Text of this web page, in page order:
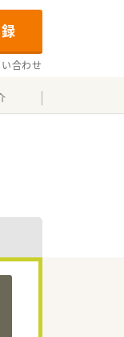
合わせ